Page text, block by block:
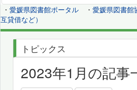
・ 愛媛県図書館ポータル ・ 愛媛県図書館
互貸借など）
トピックス
2023年1月の記事